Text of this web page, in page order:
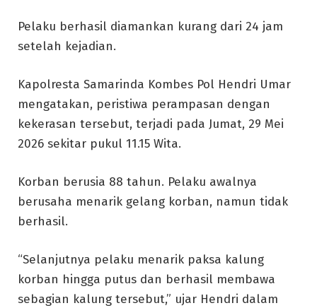
Pelaku berhasil diamankan kurang dari 24 jam
setelah kejadian.
Kapolresta Samarinda Kombes Pol Hendri Umar
mengatakan, peristiwa perampasan dengan
kekerasan tersebut, terjadi pada Jumat, 29 Mei
2026 sekitar pukul 11.15 Wita.
Korban berusia 88 tahun. Pelaku awalnya
berusaha menarik gelang korban, namun tidak
berhasil.
“Selanjutnya pelaku menarik paksa kalung
korban hingga putus dan berhasil membawa
sebagian kalung tersebut,” ujar Hendri dalam